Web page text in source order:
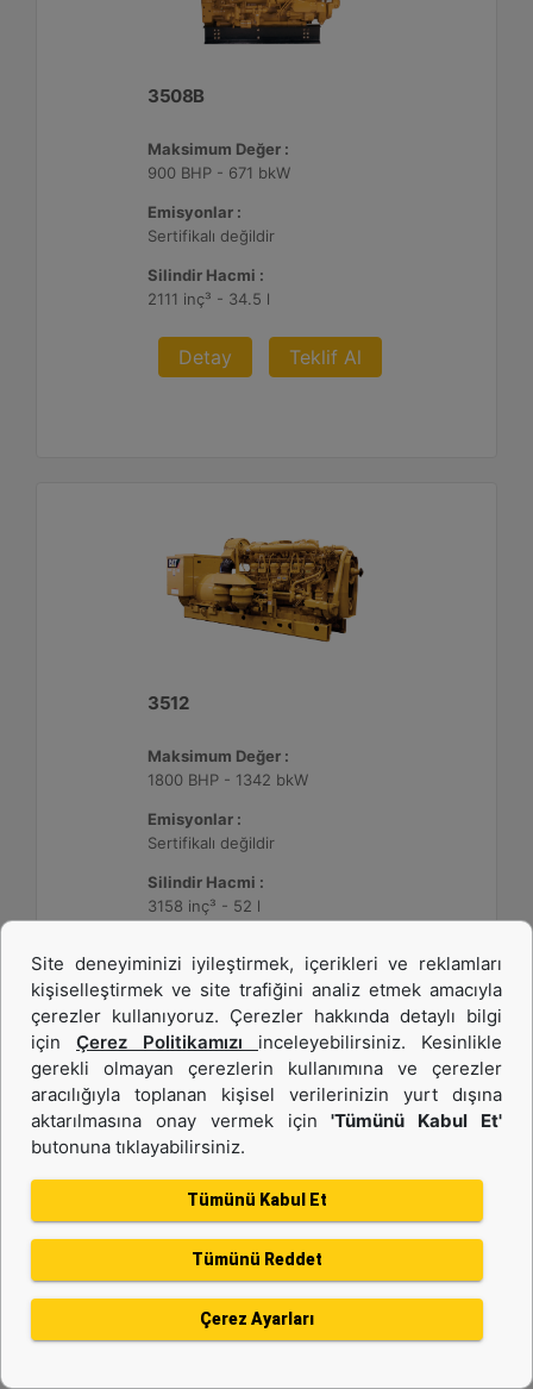
3508B
Maksimum Değer :
900 BHP - 671 bkW
Emisyonlar :
Sertifikalı değildir
Silindir Hacmi :
2111 inç³ - 34.5 l
Detay Teklif Al
3512
Maksimum Değer :
1800 BHP - 1342 bkW
Emisyonlar :
Sertifikalı değildir
Silindir Hacmi :
3158 inç³ - 52 l
Detay Teklif Al
3512C HD
Site deneyiminizi iyileştirmek, içerikleri ve reklamları
kişiselleştirmek ve site trafiğini analiz etmek amacıyla
çerezler kullanıyoruz. Çerezler hakkında detaylı bilgi
için Çerez Politikamızı inceleyebilirsiniz. Kesinlikle
gerekli olmayan çerezlerin kullanımına ve çerezler
aracılığıyla toplanan kişisel verilerinizin yurt dışına
aktarılmasına onay vermek için'Tümünü Kabul Et'
butonuna tıklayabilirsiniz.
Tümünü Kabul Et
Tümünü Reddet
Çerez Ayarları